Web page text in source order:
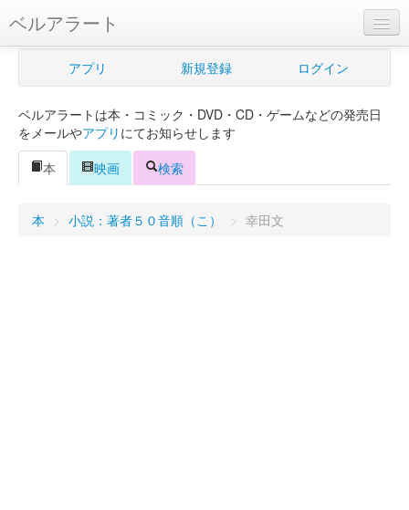
ベルアラート
ベルアラートとは
新規登録
ログイン
アプリ 新規登録 ログイン
ベルアラートは本・コミック・DVD・CD・ゲームなどの発売日
をメールやアプリ にてお知らせします
本
映画 検索
本 > 小説：著者５０音順（こ） > 幸田文